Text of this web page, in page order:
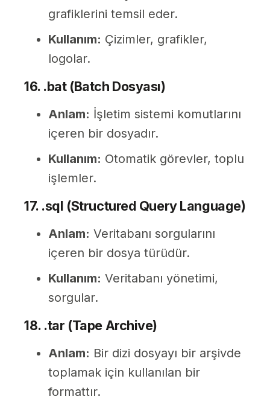
grafiklerini temsil eder.
Kullanım: Çizimler, grafikler,
logolar.
16. .bat (Batch Dosyası)
Anlam: İşletim sistemi komutlarını
içeren bir dosyadır.
Kullanım: Otomatik görevler, toplu
işlemler.
17. .sql (Structured Query Language)
Anlam: Veritabanı sorgularını
içeren bir dosya türüdür.
Kullanım: Veritabanı yönetimi,
sorgular.
18. .tar (Tape Archive)
Anlam: Bir dizi dosyayı bir arşivde
toplamak için kullanılan bir
formattır.